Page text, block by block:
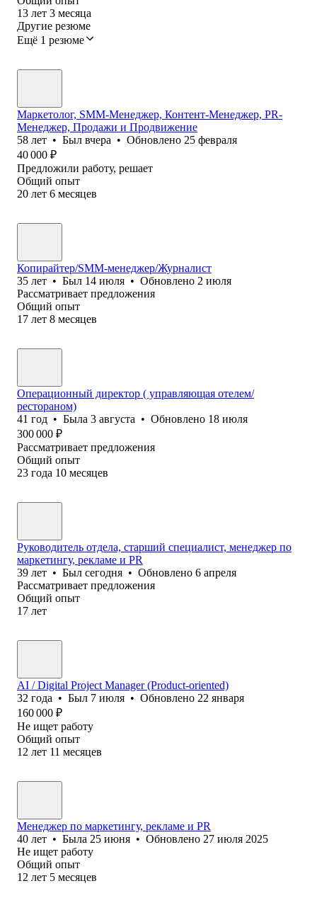
13 лет 3 месяца
Другие резюме
Ещё 1 резюме
Маркетолог, SMM-Менеджер, Контент-Менеджер, PR-
Менеджер, Продажи и Продвижение
58 лет • Был вчера • Обновлено 25 февраля
40 000 ₽
Предложили работу, решает
Общий опыт
20 лет 6 месяцев
Копирайтер/SMM-менеджер/Журналист
35 лет • Был 14 июля • Обновлено 2 июля
Рассматривает предложения
Общий опыт
17 лет 8 месяцев
Операционный директор ( управляющая отелем/
рестораном)
41 год • Была 3 августа • Обновлено 18 июля
300 000 ₽
Рассматривает предложения
Общий опыт
23 года 10 месяцев
Руководитель отдела, старший специалист, менеджер по
маркетингу, рекламе и PR
39 лет • Был сегодня • Обновлено 6 апреля
Рассматривает предложения
Общий опыт
17 лет
AI / Digital Project Manager (Product-oriented)
32 года • Был 7 июля • Обновлено 22 января
160 000 ₽
Не ищет работу
Общий опыт
12 лет 11 месяцев
Менеджер по маркетингу, рекламе и PR
40 лет • Была 25 июня • Обновлено 27 июля 2025
Не ищет работу
Общий опыт
12 лет 5 месяцев